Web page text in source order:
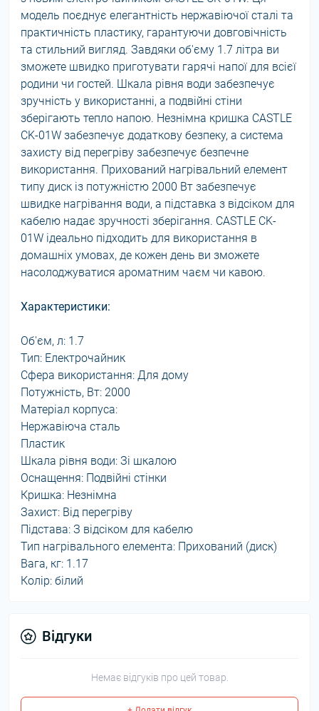
модель поєднує елегантність нержавіючої сталі та
практичність пластику, гарантуючи довговічність
та стильний вигляд. Завдяки об'єму 1.7 літра ви
зможете швидко приготувати гарячі напої для всієї
родини чи гостей. Шкала рівня води забезпечує
зручність у використанні, а подвійні стіни
зберігають тепло напою. Незнімна кришка CASTLE
CK-01W забезпечує додаткову безпеку, а система
захисту від перегріву забезпечує безпечне
використання. Прихований нагрівальний елемент
типу диск із потужністю 2000 Вт забезпечує
швидке нагрівання води, а підставка з відсіком для
кабелю надає зручності зберігання. CASTLE CK-
01W ідеально підходить для використання в
домашніх умовах, де кожен день ви зможете
насолоджуватися ароматним чаєм чи кавою.
Характеристики:
Об'єм, л: 1.7
Тип: Електрочайник
Сфера використання: Для дому
Потужність, Вт: 2000
Матеріал корпуса:
Нержавіюча сталь
Пластик
Шкала рівня води: Зі шкалою
Оснащення: Подвійні стінки
Кришка: Незнімна
Захист: Від перегріву
Підстава: З відсіком для кабелю
Тип нагрівального елемента: Прихований (диск)
Вага, кг: 1.17
Колір: білий
Відгуки
Немає відгуків про цей товар.